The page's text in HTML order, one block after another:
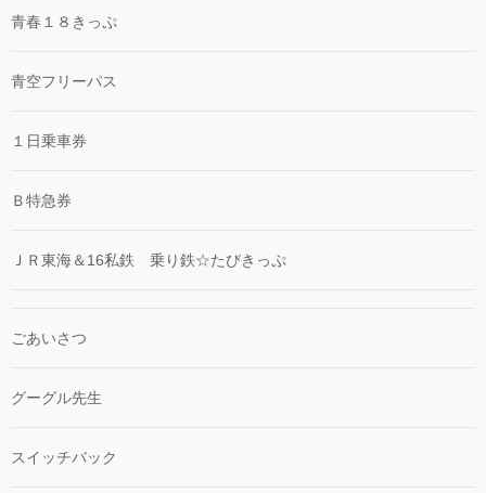
青春１８きっぷ
青空フリーパス
１日乗車券
Ｂ特急券
ＪＲ東海＆16私鉄 乗り鉄☆たびきっぷ
ごあいさつ
グーグル先生
スイッチバック